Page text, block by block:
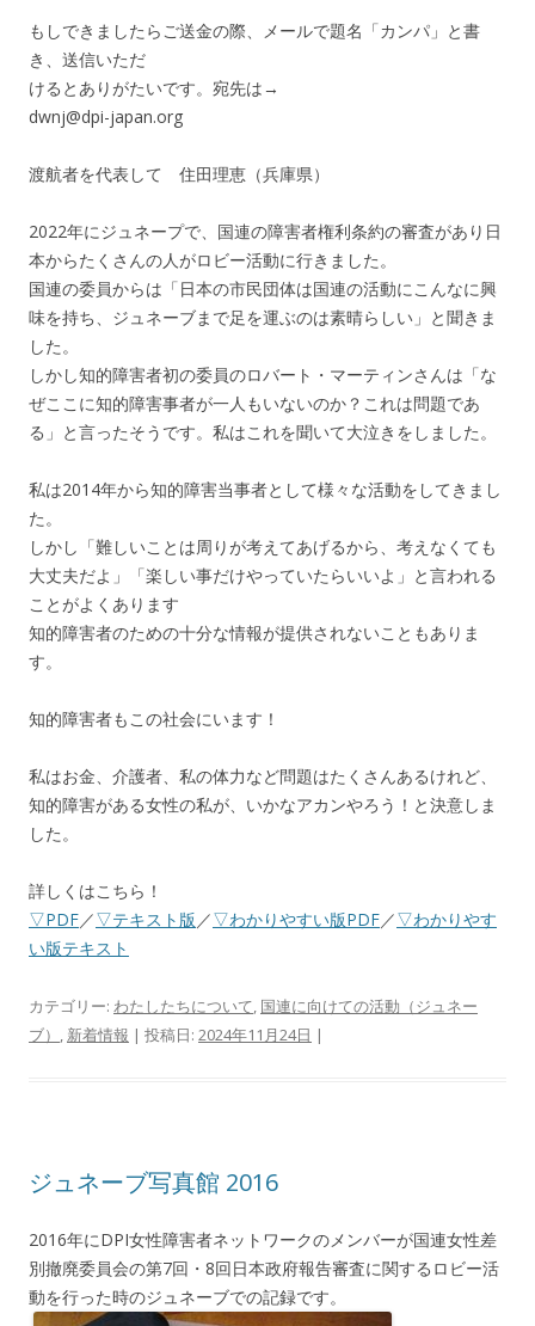
もしできましたらご送金の際、メールで題名「カンパ」と書
き、送信いただ
けるとありがたいです。宛先は→
dwnj@dpi-japan.org
渡航者を代表して 住田理恵（兵庫県）
2022年にジュネープで、国連の障害者権利条約の審査があり日
本からたくさんの人がロビー活動に行きました。
国連の委員からは「日本の市民団体は国連の活動にこんなに興
味を持ち、ジュネーブまで足を運ぶのは素晴らしい」と聞きま
した。
しかし知的障害者初の委員のロバート・マーティンさんは「な
ぜここに知的障害事者が一人もいないのか？これは問題であ
る」と言ったそうです。私はこれを聞いて大泣きをしました。
私は2014年から知的障害当事者として様々な活動をしてきまし
た。
しかし「難しいことは周りが考えてあげるから、考えなくても
大丈夫だよ」「楽しい事だけやっていたらいいよ」と言われる
ことがよくあります
知的障害者のための十分な情報が提供されないこともありま
す。
知的障害者もこの社会にいます！
私はお金、介護者、私の体力など問題はたくさんあるけれど、
知的障害がある女性の私が、いかなアカンやろう！と決意しま
した。
詳しくはこちら！
▽PDF／▽テキスト版／▽わかりやすい版PDF／▽わかりやす
い版テキスト
カテゴリー: わたしたちについて, 国連に向けての活動（ジュネー
ブ） , 新着情報 | 投稿日: 2024年11月24日 |
ジュネーブ写真館 2016
2016年にDPI女性障害者ネットワークのメンバーが国連女性差
別撤廃委員会の第7回・8回日本政府報告審査に関するロビー活
動を行った時のジュネーブでの記録です。